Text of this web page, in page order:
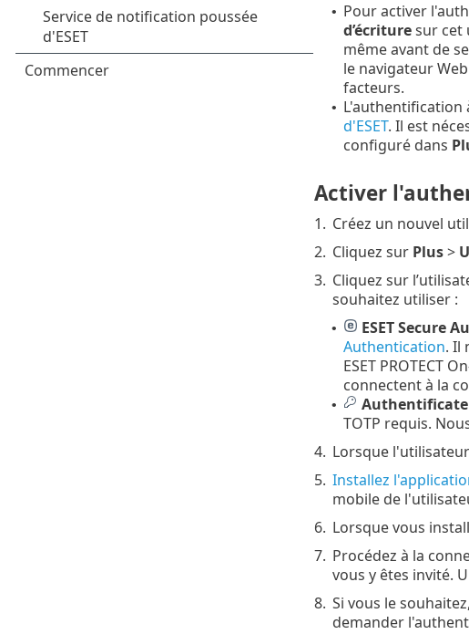
• Pour activer
d’écrituresur cet
même avant de
le navigateur
facteurs.
• L'authentification
d'ESET. Il est
configuré dans
Activer
1. Créez un nouvel
2. Cliquez sur Plus>
3. Cliquez sur
souhaitez utiliser :
• ESET Secure
Authentication. Il
ESET PROTECT
connectent à la
•
TOTP requis.
4. Lorsque
5. Installez
mobile de
6. Lorsque vous
7. Procédez à la
vous y êtes invité.
8. Si vous le
demander